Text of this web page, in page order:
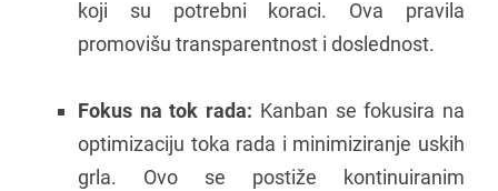
koji su potrebni koraci. Ova pravila
promovišu transparentnost i doslednost.
Fokus na tok rada: Kanban se fokusira na
optimizaciju toka rada i minimiziranje uskih
grla. Ovo se postiže kontinuiranim